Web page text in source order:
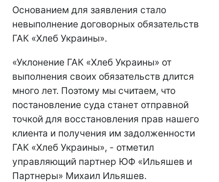
Основанием для заявления стало
невыполнение договорных обязательств
ГАК «Хлеб Украины».
«Уклонение ГАК «Хлеб Украины» от
выполнения своих обязательств длится
много лет. Поэтому мы считаем, что
постановление суда станет отправной
точкой для восстановления прав нашего
клиента и получения им задолженности
ГАК «Хлеб Украины», - отметил
управляющий партнер ЮФ «Ильяшев и
Партнеры» Михаил Ильяшев.